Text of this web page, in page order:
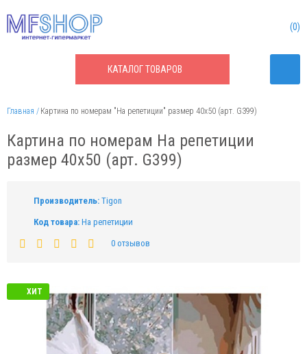
КАТАЛОГТОВАРОВ
0
Главная Картина по номерам "На репетиции" размер 40x50 (арт. G399)
Картина по номерам На репетиции
размер 40x50 (арт. G399)
Производитель: Tigon
Код товара: На репетиции
0 отзывов
ХИТ